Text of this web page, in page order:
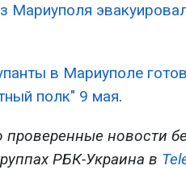
Мариуполя
в Мариуполе
полк" 9 мая.
новости
РБК-Украина в